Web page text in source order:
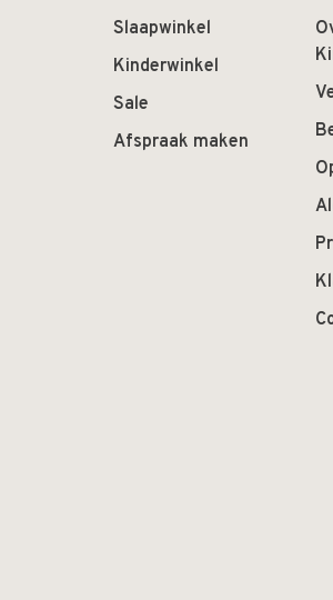
Slaapwinkel
Kinderwinkel
Sale
Afspraak maken